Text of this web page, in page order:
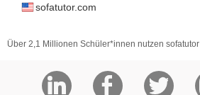
sofatutor.com
Über 2,1 Millionen Schüler*innen nutzen sofatutor